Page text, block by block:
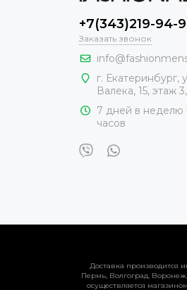
+7(343)219-94-
Заказать звонок
г. Екатеринбург,
Валека, 15, этаж
7 дней в неделю
часов
Доставка производится
Пермь, Волгоград,
осуществляется